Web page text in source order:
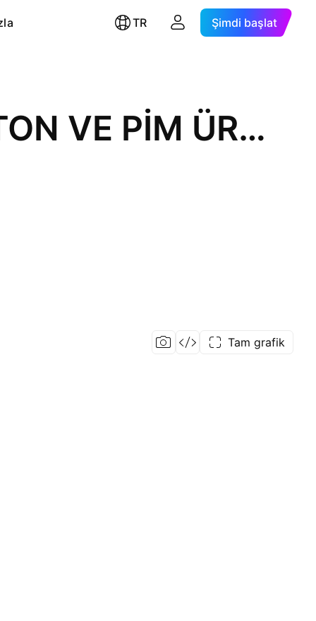
TR Şimdi başlat
FEDERAL-MOGUL İZMİT PİSTON VE PİM ÜRETİM TESİSLERİ A.Ş.
Tam grafik